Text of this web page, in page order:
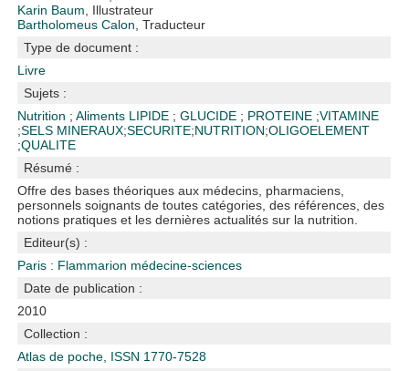
Karin Baum , Illustrateur
Bartholomeus Calon , Traducteur
Type de document :
Livre
Sujets :
Nutrition ;Aliments LIPIDE ;GLUCIDE ; PROTEINE ;VITAMINE
;SELS MINERAUX;SECURITE;NUTRITION;OLIGOELEMENT
;QUALITE
Résumé :
Offre des bases théoriques aux médecins, pharmaciens,
personnels soignants de toutes catégories, des références, des
notions pratiques et les dernières actualités sur la nutrition.
Editeur(s) :
Paris : Flammarion médecine-sciences
Date de publication :
2010
Collection :
Atlas de poche, ISSN 1770-7528